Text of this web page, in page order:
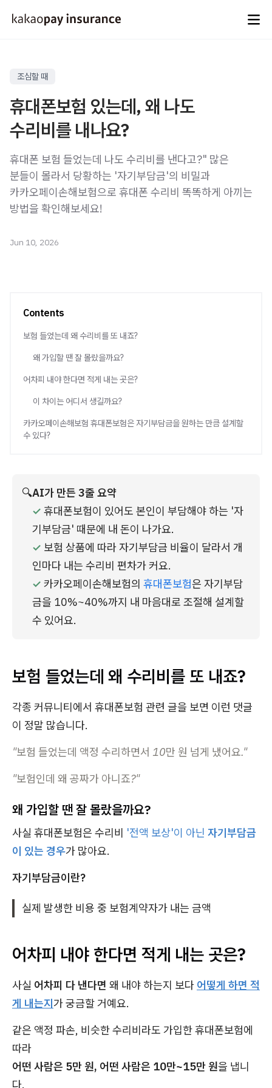
카카오페이손해보험
조심할 때
휴대폰보험 있는데, 왜 나도
수리비를 내나요?
휴대폰 보험 들었는데 나도 수리비를 낸다고?" 많은
분들이 몰라서 당황하는 '자기부담금'의 비밀과
카카오페이손해보험으로 휴대폰 수리비 똑똑하게 아끼는
방법을 확인해보세요!
Jun 10, 2026
Contents
보험 들었는데 왜 수리비를 또 내죠?
왜 가입할 땐 잘 몰랐을까요?
어차피 내야 한다면 적게 내는 곳은?
이 차이는 어디서 생길까요?
카카오페이손해보험 휴대폰보험은 자기부담금을 원하는 만큼 설계할
수 있다?
🔍AI가 만든 3줄 요약
✓ 휴대폰보험이 있어도 본인이 부담해야 하는 '자
기부담금' 때문에 내 돈이 나가요.
✓ 보험 상품에 따라 자기부담금 비율이 달라서 개
인마다 내는 수리비 편차가 커요.
✓ 카카오페이손해보험의 휴대폰보험은 자기부담
금을 10%~40%까지 내 마음대로 조절해 설계할
수 있어요.
보험 들었는데 왜 수리비를 또 내죠?
각종 커뮤니티에서 휴대폰보험 관련 글을 보면 이런 댓글
이 정말 많습니다.
"보험 들었는데 액정 수리하면서 10만 원 넘게 냈어요."
"보험인데 왜 공짜가 아니죠?"
왜 가입할 땐 잘 몰랐을까요?
사실 휴대폰보험은 수리비 '전액 보상'이 아닌 자기부담금
이 있는 경우가 많아요.
자기부담금이란?
실제 발생한 비용 중 보험계약자가 내는 금액
어차피 내야 한다면 적게 내는 곳은?
사실 어차피 다 낸다면 왜 내야 하는지 보다 어떻게 하면 적
게 내는지가 궁금할 거예요.
같은 액정 파손, 비슷한 수리비라도 가입한 휴대폰보험에
따라
어떤 사람은 5만 원, 어떤 사람은 10만~15만 원을 냅니
다.